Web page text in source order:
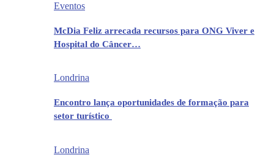
Eventos
McDia Feliz arrecada recursos para ONG Viver e
Hospital do Câncer…
Londrina
Encontro lança oportunidades de formação para
setor turístico
Londrina